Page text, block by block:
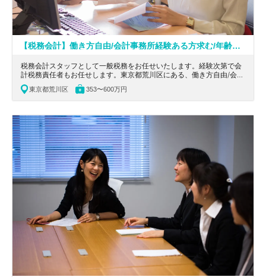
【税務会計】働き方自由/会計事務所経験ある方求む/年齢不問/起業から承継相続まで、中小企業経営者の支援をする税理士法人
税務会計スタッフとして一般税務をお任せいたします。経験次第で会
計税務責任者もお任せします。東京都荒川区にある、働き方自由/会計
事務所経験ある方求む/年齢不問/起業から承継相続まで、中小企業経
営者の支援をする税理士法人の求人です。
東京都荒川区 353〜600万円